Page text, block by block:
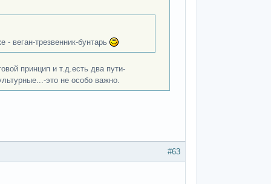
веган-трезвенник-бунтарь
принцип и т.д.есть два пути-
это не особо важно.
#63